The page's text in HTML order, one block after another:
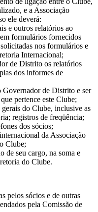
e a Associação
ele deverá:
e outros relatórios ao
formulários fornecidos
nos formulários e
Internacional;
de Distrito os relatórios
dos informes de
Governador de Distrito e ser
pertence este Clube;
do Clube, inclusive as
registros de freqüência;
dos sócios;
da Associação
Clube;
de seu cargo, na soma e
do Clube.
pelos sócios e de outras
pela Comissão de